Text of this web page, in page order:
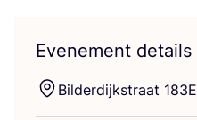
Evenement details
Bil­der­dijk­straat 183E